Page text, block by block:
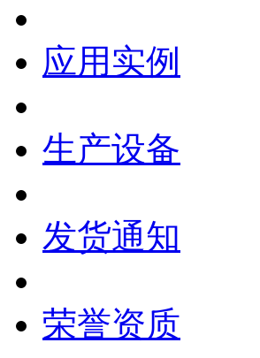
应用实例
生产设备
发货通知
荣誉资质